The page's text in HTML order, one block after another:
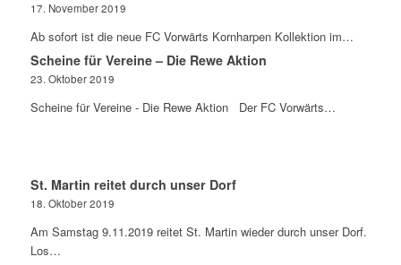
17. November 2019
Ab sofort ist die neue FC Vorwärts Kornharpen Kollektion im…
Scheine für Vereine – Die Rewe Aktion
23. Oktober 2019
Scheine für Vereine - Die Rewe Aktion Der FC Vorwärts…
St. Martin reitet durch unser Dorf
18. Oktober 2019
Am Samstag 9.11.2019 reitet St. Martin wieder durch unser Dorf.
Los…